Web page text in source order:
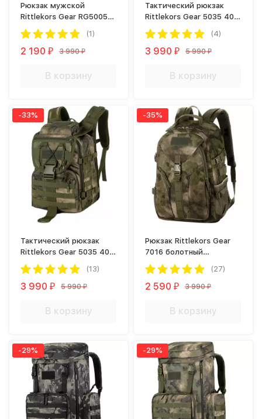
Рюкзак мужской
Rittlekors Gear RG5005
болотный камуфляж
(1)
2 190₽ 3 990₽
В корзину
Тактический рюкзак
Rittlekors Gear 5035 40л
черный камуфляж
(4)
3 990₽ 5 990₽
В корзину
-33%
Тактический рюкзак
Rittlekors Gear 5035 40л
болотный камуфляж
(13)
3 990₽ 5 990₽
В корзину
-35%
Рюкзак Rittlekors Gear
7016 болотный
камуфляж
(27)
2 590₽ 3 990₽
В корзину
-29% -29%